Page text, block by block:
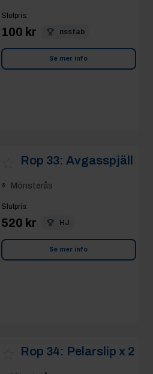
Slutpris:
100 kr nssfab
Se mer info
Rop 33: Avgasspjäll
Mönsterås
Slutpris:
520 kr HJ
Se mer info
Rop 34: Pelarslip x 2